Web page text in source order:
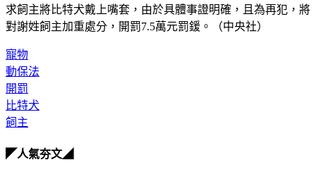
求飼主將比特犬戴上嘴套，由於具體事證明確，且為再犯，將
對謝姓飼主加重處分，開罰7.5萬元罰鍰。（中央社）
寵物
動保法
開罰
比特犬
飼主
◤人氣夯文◢